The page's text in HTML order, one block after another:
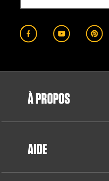
À PROPOS
AIDE